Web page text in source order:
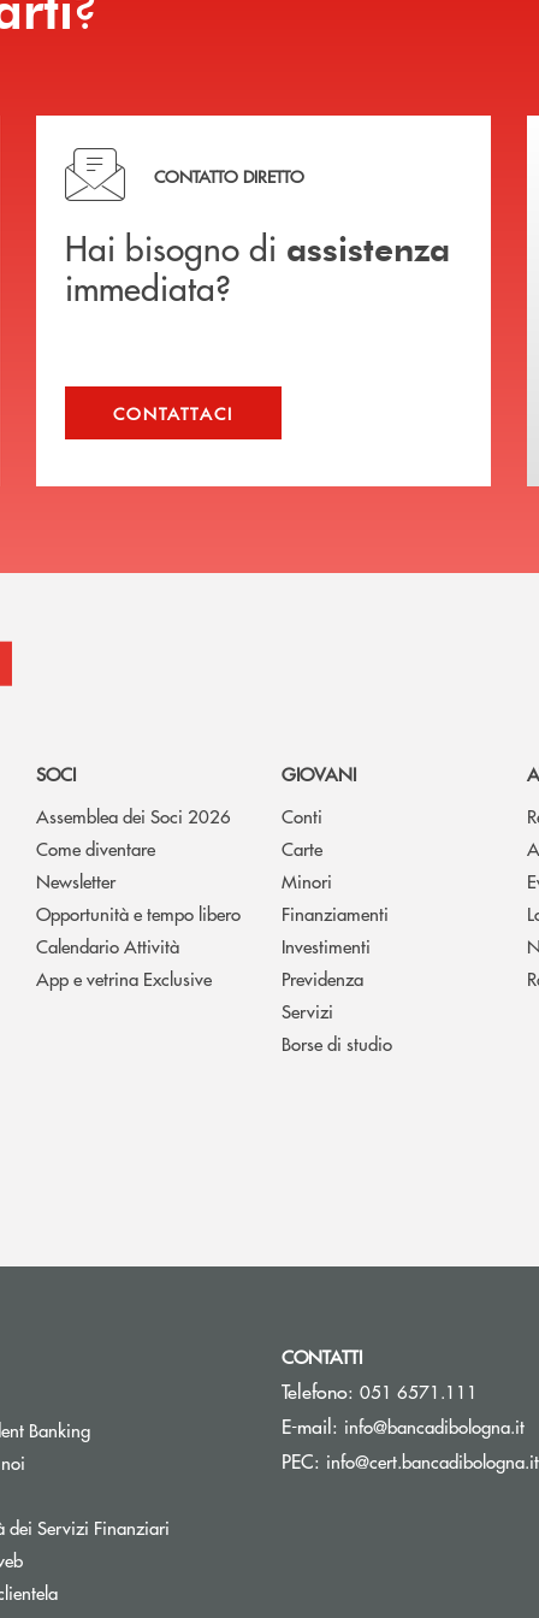
Hai bisogno di assistenza immediata?
CONTATTO DIRETTO
Hai bisogno di assistenza
immediata?
CONTATTACI
SOCI
Assemblea dei Soci 2026
Come diventare
Newsletter
Opportunità e tempo libero
Calendario Attività
App e vetrina Exclusive
GIOVANI
Conti
Carte
Minori
Finanziamenti
Investimenti
Previdenza
Servizi
Borse di studio
Banking
dei Servizi Finanziari
CONTATTI
Telefono: 051 6571.111
E-mail: info@bancadibologna.it
PEC: info@cert.bancadibologna.it